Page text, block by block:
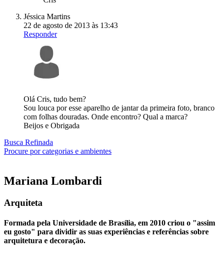
Jéssica Martins
22 de agosto de 2013 às 13:43
Responder
Olá Cris, tudo bem?
Sou louca por esse aparelho de jantar da primeira foto, branco
com folhas douradas. Onde encontro? Qual a marca?
Beijos e Obrigada
Busca Refinada
Procure por categorias e ambientes
Mariana Lombardi
Arquiteta
Formada pela Universidade de Brasília, em 2010 criou o "assim
eu gosto" para dividir as suas experiências e referências sobre
arquitetura e decoração.